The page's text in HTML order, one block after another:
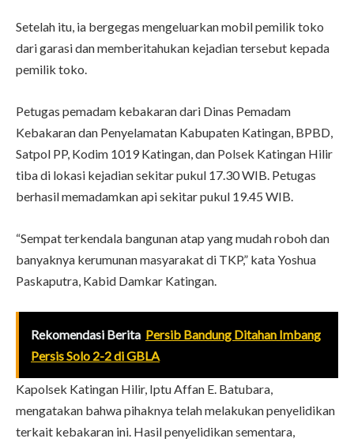
Setelah itu, ia bergegas mengeluarkan mobil pemilik toko
dari garasi dan memberitahukan kejadian tersebut kepada
pemilik toko.
Petugas pemadam kebakaran dari Dinas Pemadam
Kebakaran dan Penyelamatan Kabupaten Katingan, BPBD,
Satpol PP, Kodim 1019 Katingan, dan Polsek Katingan Hilir
tiba di lokasi kejadian sekitar pukul 17.30 WIB. Petugas
berhasil memadamkan api sekitar pukul 19.45 WIB.
“Sempat terkendala bangunan atap yang mudah roboh dan
banyaknya kerumunan masyarakat di TKP,” kata Yoshua
Paskaputra, Kabid Damkar Katingan.
Rekomendasi Berita Persib Bandung Ditahan Imbang
Persis Solo 2-2 di GBLA
Kapolsek Katingan Hilir, Iptu Affan E. Batubara,
mengatakan bahwa pihaknya telah melakukan penyelidikan
terkait kebakaran ini. Hasil penyelidikan sementara,